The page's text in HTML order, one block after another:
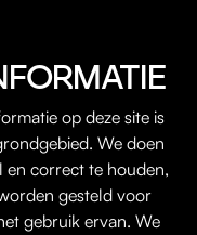
op deze site is
We doen
en correct te houden,
gesteld voor
gebruik ervan. We